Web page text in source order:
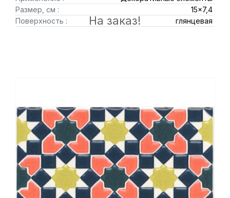
Размер, см :
15x7,4
Поверхность :
глянцевая
На заказ!